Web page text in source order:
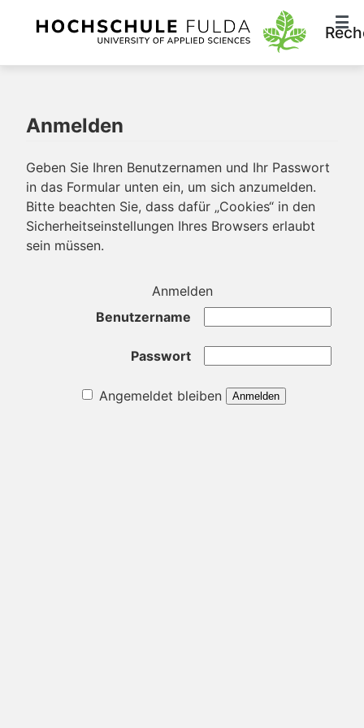
Anmelden
Geben Sie Ihren Benutzernamen und Ihr Passwort
in das Formular unten ein, um sich anzumelden.
Bitte beachten Sie, dass dafür „Cookies“ in den
Sicherheitseinstellungen Ihres Browsers erlaubt
sein müssen.
Anmelden
Benutzername
Passwort
Angemeldet bleiben Anmelden